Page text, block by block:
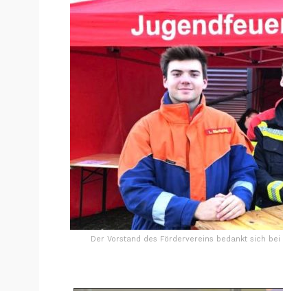
Der Vorstand des Fördervereins bedankt sich